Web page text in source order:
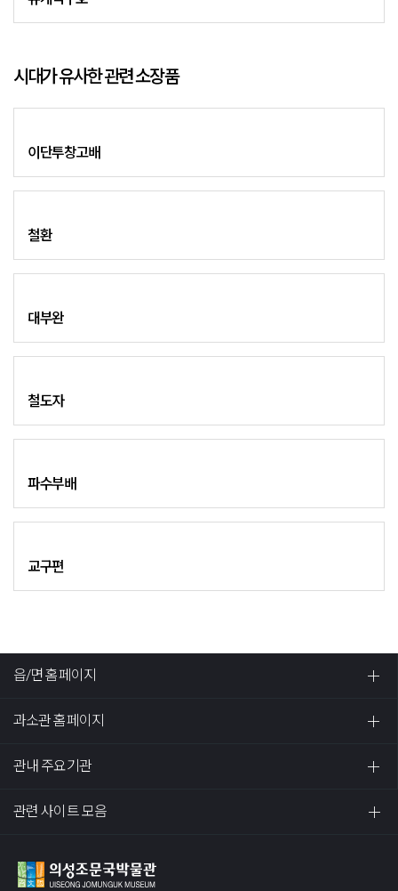
시대가 유사한 관련 소장품
이단투창고배
철환
대부완
철도자
파수부배
교구편
읍/면 홈페이지
과소관 홈페이지
관내 주요기관
관련 사이트 모음